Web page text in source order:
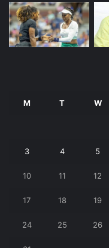
M T W
3 4 5
10 11 12
17 18 19
24 25 26